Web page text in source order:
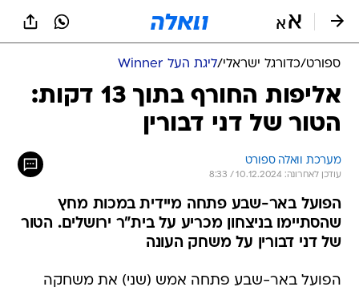
ספורט/כדורגל ישראלי/ליגת העל Winner
אליפות החורף בתוך 13 דקות:
הטור של דני דבורין
מערכת וואלה ספורט
עודכן לאחרונה: 10.12.2024 / 8:33
הפועל באר-שבע פתחה מיידית במכות מחץ
שהסתיימו בניצחון מכריע על בית"ר ירושלים. הטור
של דני דבורין על משחק העונה
הפועל באר-שבע פתחה אמש (שני) את משחקה